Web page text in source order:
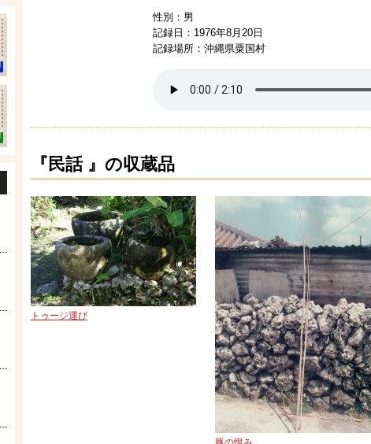
性別：男
記録日：1976年8月20日
記録場所：沖縄県粟国村
『民話 』の収蔵品
トゥージ運び